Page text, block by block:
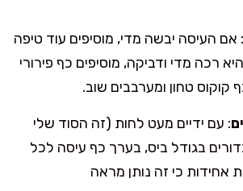
: אם העיסה יבשה מדי, מוסיפים עוד טיפה
רכה מדי ודביקה, מוסיפים כף פירורי
קוקוס טחון ומערבבים שוב.
: עם ידיים מעט לחות (זה הסוד שלי
בגודל ביס, בערך כף עיסה לכל
אחידות כי זה נותן מראה